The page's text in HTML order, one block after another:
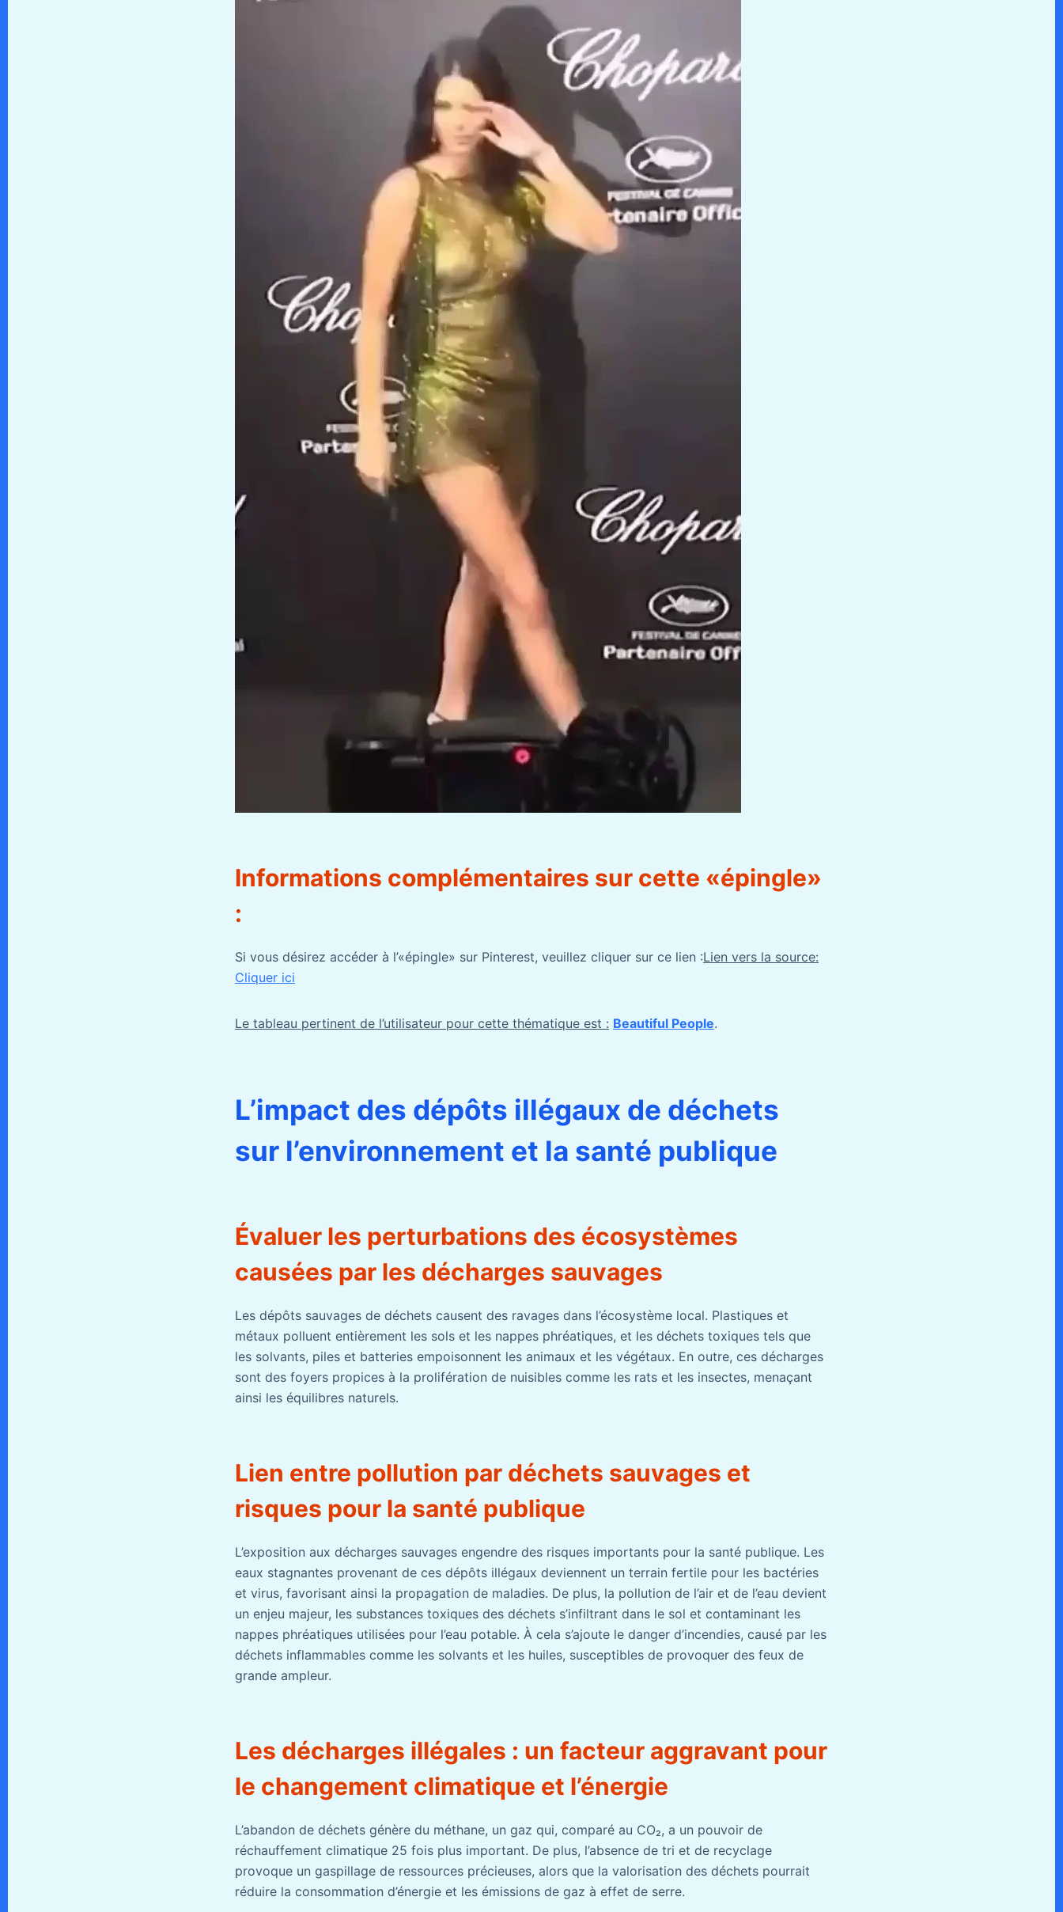
Informations complémentaires sur cette «épingle»
:
Si vous désirez accéder à l’«épingle» sur Pinterest, veuillez cliquer sur ce lien :Lien vers la source:
Cliquer ici
Le tableau pertinent de l’utilisateur pour cette thématique est : Beautiful People.
L’impact des dépôts illégaux de déchets
sur l’environnement et la santé publique
Évaluer les perturbations des écosystèmes
causées par les décharges sauvages
Les dépôts sauvages de déchets causent des ravages dans l’écosystème local. Plastiques et
métaux polluent entièrement les sols et les nappes phréatiques, et les déchets toxiques tels que
les solvants, piles et batteries empoisonnent les animaux et les végétaux. En outre, ces décharges
sont des foyers propices à la prolifération de nuisibles comme les rats et les insectes, menaçant
ainsi les équilibres naturels.
Lien entre pollution par déchets sauvages et
risques pour la santé publique
L’exposition aux décharges sauvages engendre des risques importants pour la santé publique. Les
eaux stagnantes provenant de ces dépôts illégaux deviennent un terrain fertile pour les bactéries
et virus, favorisant ainsi la propagation de maladies. De plus, la pollution de l’air et de l’eau devient
un enjeu majeur, les substances toxiques des déchets s’infiltrant dans le sol et contaminant les
nappes phréatiques utilisées pour l’eau potable. À cela s’ajoute le danger d’incendies, causé par les
déchets inflammables comme les solvants et les huiles, susceptibles de provoquer des feux de
grande ampleur.
Les décharges illégales : un facteur aggravant pour
le changement climatique et l’énergie
L’abandon de déchets génère du méthane, un gaz qui, comparé au CO₂, a un pouvoir de
réchauffement climatique 25 fois plus important. De plus, l’absence de tri et de recyclage
provoque un gaspillage de ressources précieuses, alors que la valorisation des déchets pourrait
réduire la consommation d’énergie et les émissions de gaz à effet de serre.